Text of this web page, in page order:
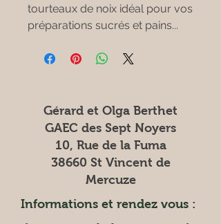
tourteaux de noix idéal pour vos
préparations sucrés et pains...
Gérard et Olga Berthet
GAEC des Sept Noyers
10, Rue de la Fuma
38660 St Vincent de
Mercuze
Informations et rendez vous :